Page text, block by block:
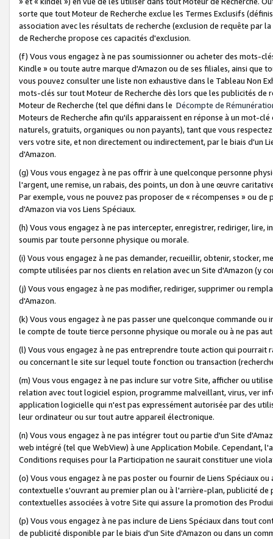
sorte que tout Moteur de Recherche exclue les Termes Exclusifs
association avec les résultats de recherche (exclusion de requête
de Recherche propose ces capacités d'exclusion.
(f) Vous vous engagez à ne pas soumissionner ou acheter des mots-
Kindle » ou toute autre marque d'Amazon ou de ses filiales, ainsi que
vous pouvez consulter une liste non exhaustive dans le Tableau Non
mots-clés sur tout Moteur de Recherche dès lors que les publicités de
Moteur de Recherche (tel que défini dans le Décompte de
Moteurs de Recherche afin qu'ils apparaissent en réponse à un mot-
naturels, gratuits, organiques ou non payants), tant que vous
vers votre site, et non directement ou indirectement, par le biais d'un
d'Amazon.
(g) Vous vous engagez à ne pas offrir à une quelconque personne
l'argent, une remise, un rabais, des points, un don à une œuvre
Par exemple, vous ne pouvez pas proposer de « récompenses » ou
d'Amazon via vos Liens Spéciaux.
(h) Vous vous engagez à ne pas intercepter, enregistrer, rediriger,
soumis par toute personne physique ou morale.
(i) Vous vous engagez à ne pas demander, recueillir, obtenir, stocker,
compte utilisées par nos clients en relation avec un Site d'Amazon (y
(j) Vous vous engagez à ne pas modifier, rediriger, supprimer ou
d'Amazon.
(k) Vous vous engagez à ne pas passer une quelconque commande
le compte de toute tierce personne physique ou morale ou à ne pas
(l) Vous vous engagez à ne pas entreprendre toute action qui
ou concernant le site sur lequel toute fonction ou transaction
(m) Vous vous engagez à ne pas inclure sur votre Site, afficher ou
relation avec tout logiciel espion, programme malveillant, virus, ver
application logicielle qui n'est pas expressément autorisée par des
leur ordinateur ou sur tout autre appareil électronique.
(n) Vous vous engagez à ne pas intégrer tout ou partie d'un Site
web intégré (tel que WebView) à une Application Mobile. Cependant,
Conditions requises pour la Participation ne saurait constituer une
(o) Vous vous engagez à ne pas poster ou fournir de Liens Spéciaux
contextuelle s'ouvrant au premier plan ou à l'arrière-plan, publicité
contextuelles associées à votre Site qui assure la promotion des
(p) Vous vous engagez à ne pas inclure de Liens Spéciaux dans tout
de publicité disponible par le biais d'un Site d'Amazon ou dans un